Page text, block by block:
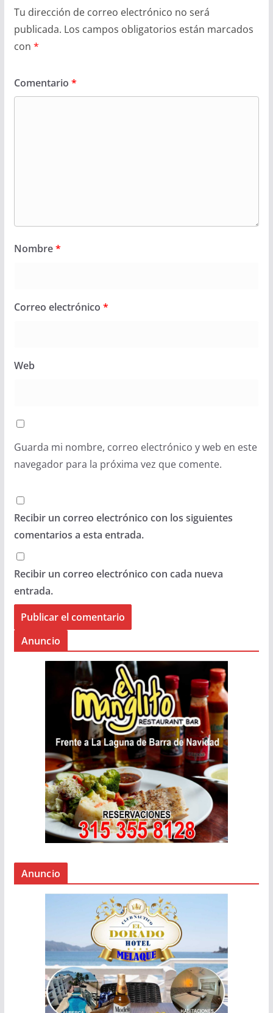
Tu dirección de correo electrónico no será
publicada. Los campos obligatorios están marcados
con *
Comentario *
Nombre*
Correo electrónico *
Web
Guarda mi nombre, correo electrónico y web en este
navegador para la próxima vez que comente.
Recibir un correo electrónico con los siguientes
comentarios a esta entrada.
Recibir un correo electrónico con cada nueva
entrada.
Anuncio
Anuncio